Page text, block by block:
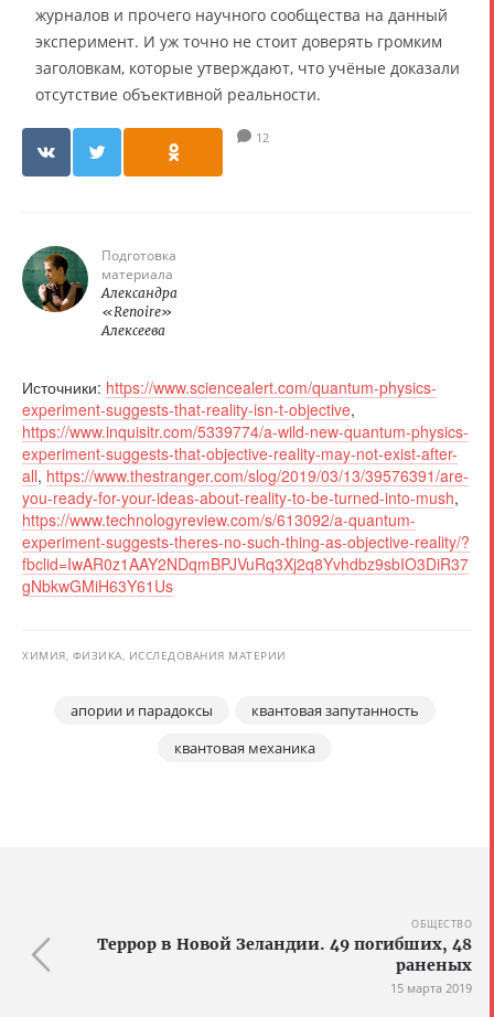
журналов и прочего научного сообщества на данный
эксперимент. И уж точно не стоит доверять громким
заголовкам, которые утверждают, что учёные доказали
отсутствие объективной реальности.
12
Подготовка
материала
Александра
«Renoire»
Алексеева
Источники: https://www.sciencealert.com/quantum-physics-
experiment-suggests-that-reality-isn-t-objective,
https://www.inquisitr.com/5339774/a-wild-new-quantum-physics-
experiment-suggests-that-objective-reality-may-not-exist-after-
all, https://www.thestranger.com/slog/2019/03/13/39576391/are-
you-ready-for-your-ideas-about-reality-to-be-turned-into-mush,
https://www.technologyreview.com/s/613092/a-quantum-
experiment-suggests-theres-no-such-thing-as-objective-reality/?
fbclid=IwAR0z1AAY2NDqmBPJVuRq3Xj2q8Yvhdbz9sbIO3DiR37
gNbkwGMiH63Y61Us
ХИМИЯ, ФИЗИКА, ИССЛЕДОВАНИЯ МАТЕРИИ
апории и парадоксы
квантовая запутанность
квантовая механика
ОБЩЕСТВО
Террор в Новой Зеландии. 49 погибших, 48
раненых
15 марта 2019